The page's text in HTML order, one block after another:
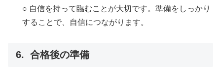
○ 自信を持って臨むことが大切です。準備をしっかり
することで、自信につながります。
6. 合格後の準備